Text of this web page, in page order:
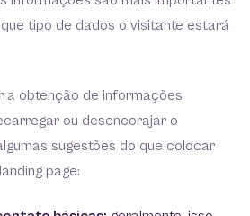
tipo de dados o visitante estará
a obtenção de informações
ou desencorajar o
sugestões do que colocar
page: